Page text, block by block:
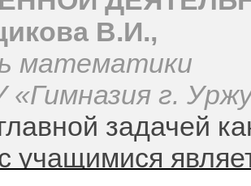
В.И.,
математики
г.
задачей
учащимися